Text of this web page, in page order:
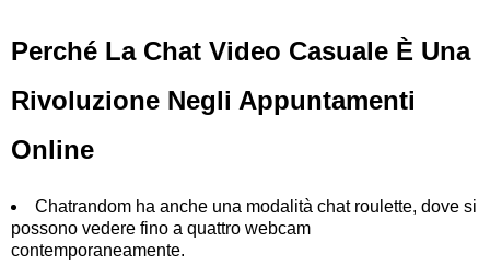
Perché La Chat Video Casuale È Una
Rivoluzione Negli Appuntamenti
Online
Chatrandom ha anche una modalità chat roulette, dove si
possono vedere fino a quattro webcam
contemporaneamente.